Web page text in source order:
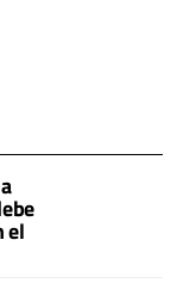
el